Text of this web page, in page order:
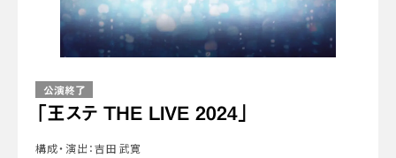
公演終了
「王ステ THE LIVE 2024」
構成・演出：吉田武寛